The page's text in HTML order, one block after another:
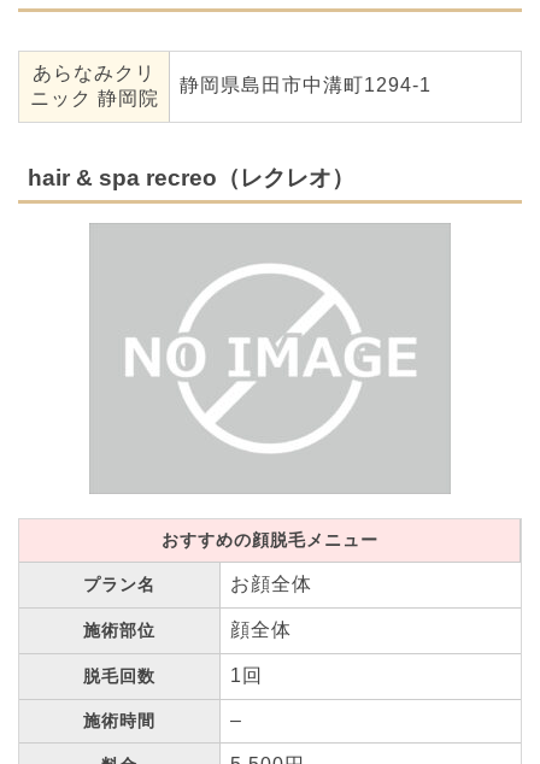
あらなみクリ
ニック 静岡院
静岡県島田市中溝町1294-1
hair & spa recreo（レクレオ）
おすすめの顔脱毛メニュー
プラン名 お顔全体
施術部位 顔全体
脱毛回数 1回
施術時間 –